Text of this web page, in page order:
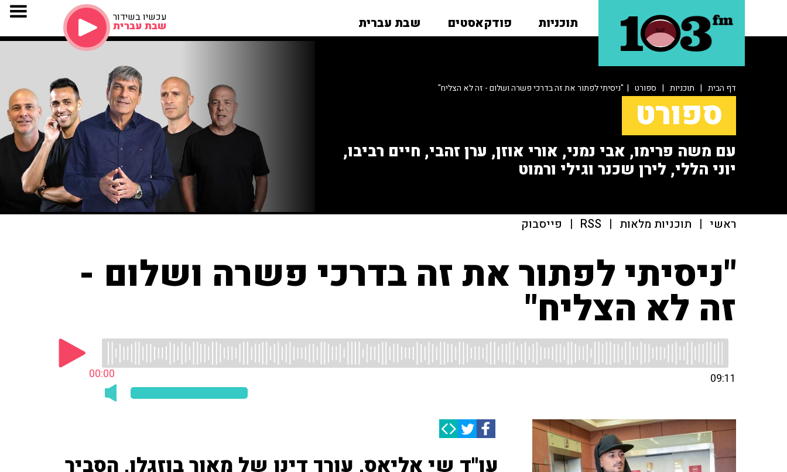
תוכניות פודקאסטים שבת עברית עכשיו בשידור
שבת עברית
דף הבית | תוכניות | ספורט | "ניסיתי לפתור את זה בדרכי פשרה ושלום - זה לא הצליח"
ספורט
עם משה פרימו, אבי נמני, אורי אוזן, ערן זהבי, חיים רביבו,
יוני הללי, לירן שכנר וגילי ורמוט
ראשי | תוכניות מלאות |
RSS
| פייסבוק
"ניסיתי לפתור את זה בדרכי פשרה ושלום -
זה לא הצליח"
00:00 09:11
עו''ד שי אליאס, עורך דינו של מאור בוזגלו, הסביר